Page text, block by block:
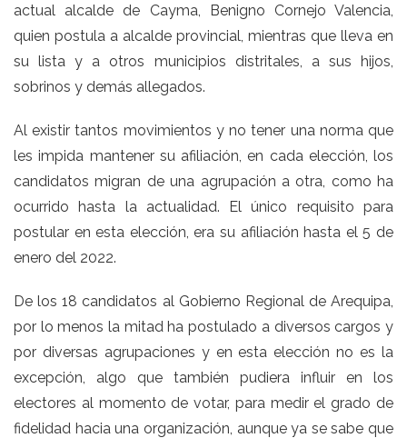
actual alcalde de Cayma, Benigno Cornejo Valencia,
quien postula a alcalde provincial, mientras que lleva en
su lista y a otros municipios distritales, a sus hijos,
sobrinos y demás allegados.
Al existir tantos movimientos y no tener una norma que
les impida mantener su afiliación, en cada elección, los
candidatos migran de una agrupación a otra, como ha
ocurrido hasta la actualidad. El único requisito para
postular en esta elección, era su afiliación hasta el 5 de
enero del 2022.
De los 18 candidatos al Gobierno Regional de Arequipa,
por lo menos la mitad ha postulado a diversos cargos y
por diversas agrupaciones y en esta elección no es la
excepción, algo que también pudiera influir en los
electores al momento de votar, para medir el grado de
fidelidad hacia una organización, aunque ya se sabe que